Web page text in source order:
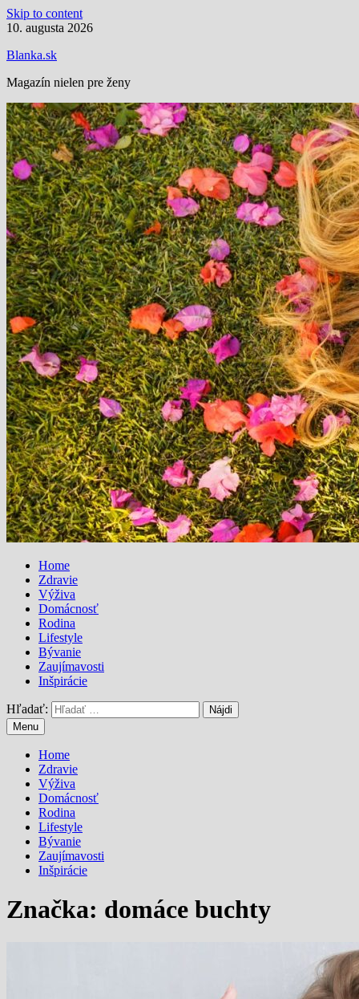
Skip to content
10. augusta 2026
Blanka.sk
Magazín nielen pre ženy
Home
Zdravie
Výživa
Domácnosť
Rodina
Lifestyle
Bývanie
Zaujímavosti
Inšpirácie
Hľadať:
Menu
Home
Zdravie
Výživa
Domácnosť
Rodina
Lifestyle
Bývanie
Zaujímavosti
Inšpirácie
Značka: domáce buchty